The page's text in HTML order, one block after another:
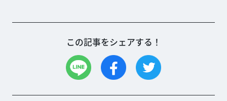
この記事をシェアする！